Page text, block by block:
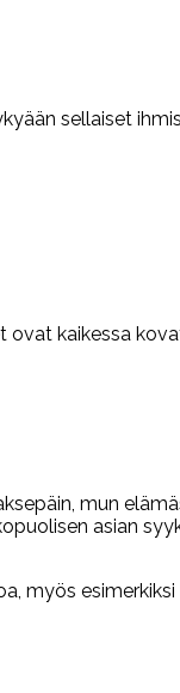
sellaiset
kaikessa
mun
asian
myös